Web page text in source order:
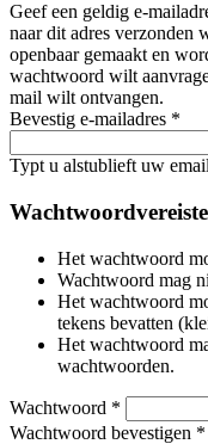
Geef een geldig e-
naar dit adres verzonden
openbaar gemaakt en
wachtwoord wilt
mail wilt ontvangen.
Bevestig e-mailadres *
Typt u alstublieft uw
Het wachtwoord
Wachtwoord mag
Het wachtwoord
tekens bevatten
Het wachtwoord
wachtwoorden.
Wachtwoord *
Wachtwoord bevestigen *